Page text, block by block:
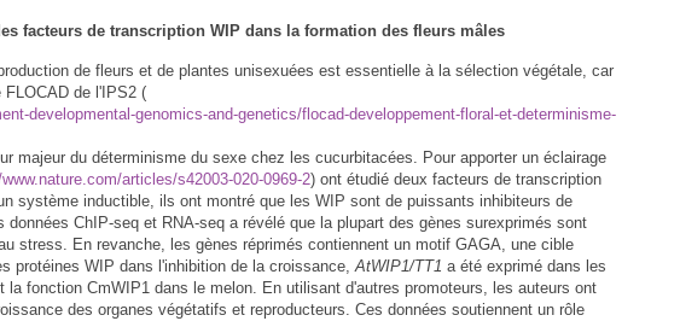
facteurs de transcription WIP dans la formation des fleurs mâles
de fleurs et de plantes unisexuées est essentielle à la sélection végétale, car
FLOCAD de l'IPS2 (
developmental-genomics-and-genetics/flocad-developpement-floral-et-determinisme-
majeur du déterminisme du sexe chez les cucurbitacées. Pour apporter un éclairage
articles/s42003-020-0969-2) ont étudié deux facteurs de transcription
système inductible, ils ont montré que les WIP sont de puissants inhibiteurs de
ChIP-seq et RNA-seq a révélé que la plupart des gènes surexprimés sont
stress. En revanche, les gènes réprimés contiennent un motif GAGA, une cible
protéines WIP dans l'inhibition de la croissance,AtWIP1/TT1 a été exprimé dans les
fonction CmWIP1 dans le melon. En utilisant d'autres promoteurs, les auteurs ont
des organes végétatifs et reproducteurs. Ces données soutiennent un rôle